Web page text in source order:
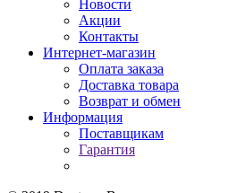
Новости
Акции
Контакты
Интернет-магазин
Оплата заказа
Доставка товара
Возврат и обмен
Информация
Поставщикам
Гарантия